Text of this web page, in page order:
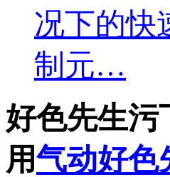
况下的快
制元…
好色先生污
用气动好色